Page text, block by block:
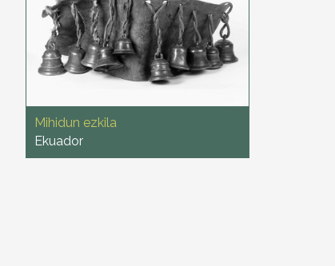
Mihidun ezkila
Ekuador